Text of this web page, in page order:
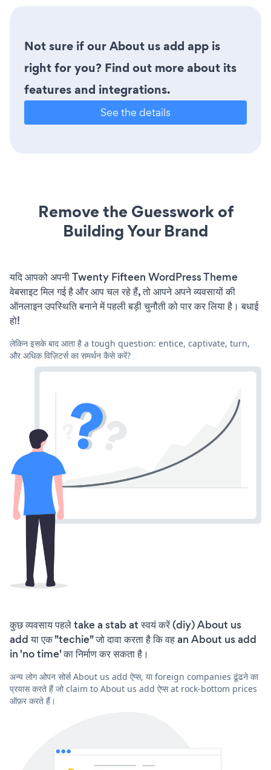
Not sure if our About us add app is
right for you? Find out more about its
features and integrations.
See the details
Remove the Guesswork of
Building Your Brand
यदि आपको अपनी Twenty Fifteen WordPress Theme
वेबसाइट मिल गई है और आप चल रहे हैं, तो आपने अपने व्यवसायों की
ऑनलाइन उपस्थिति बनाने में पहली बड़ी चुनौती को पार कर लिया है। बधाई
हो!
लेकिन इसके बाद आता है a tough question: entice, captivate, turn,
और अधिक विज़िटर्स का समर्थन कैसे करें?
कुछ व्यवसाय पहले take a stab at स्वयं करें (diy) About us
add या एक "techie" जो दावा करता है कि वह an About us add
in 'no time' का निर्माण कर सकता है।
अन्य लोग ओपन सोर्स About us add ऐप्स, या foreign companies ढूंढने का
प्रयास करते हैं जो claim to About us add ऐप्स at rock-bottom prices
ऑफ़र करते हैं।